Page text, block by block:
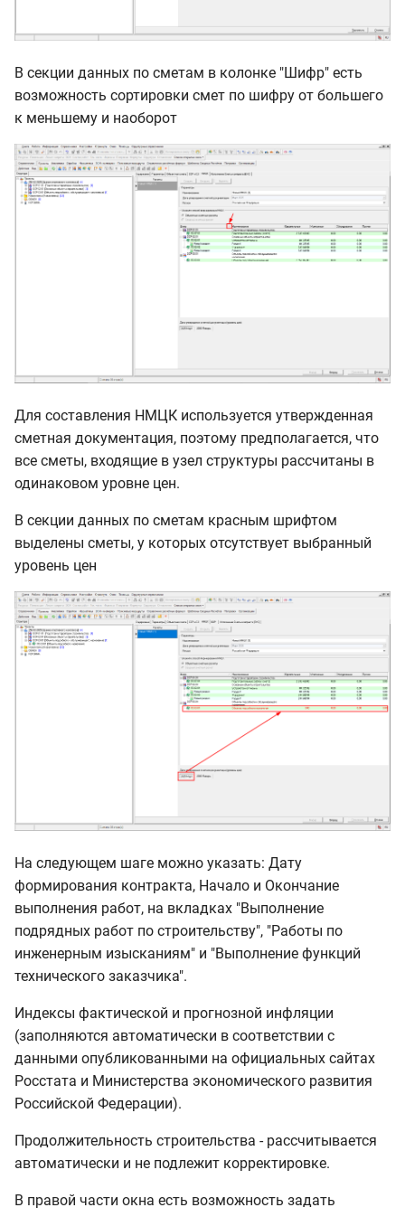
В секции данных по сметам в колонке "Шифр" есть
возможность сортировки смет по шифру от большего
к меньшему и наоборот
Для составления НМЦК используется утвержденная
сметная документация, поэтому предполагается, что
все сметы, входящие в узел структуры рассчитаны в
одинаковом уровне цен.
В секции данных по сметам красным шрифтом
выделены сметы, у которых отсутствует выбранный
уровень цен
На следующем шаге можно указать: Дату
формирования контракта, Начало и Окончание
выполнения работ, на вкладках "Выполнение
подрядных работ по строительству", "Работы по
инженерным изысканиям" и "Выполнение функций
технического заказчика".
Индексы фактической и прогнозной инфляции
(заполняются автоматически в соответствии с
данными опубликованными на официальных сайтах
Росстата и Министерства экономического развития
Российской Федерации).
Продолжительность строительства - рассчитывается
автоматически и не подлежит корректировке.
В правой части окна есть возможность задать